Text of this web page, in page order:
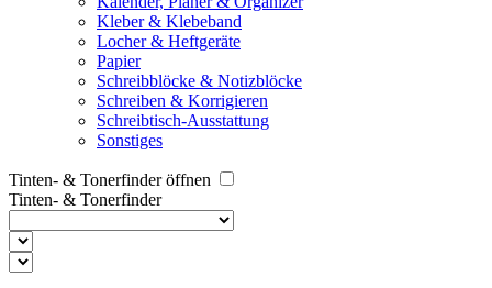
Kleber & Klebeband
Locher & Heftgeräte
Papier
Schreibblöcke & Notizblöcke
Schreiben & Korrigieren
Schreibtisch-Ausstattung
Sonstiges
Tinten- & Tonerfinder öffnen
Tinten- & Tonerfinder